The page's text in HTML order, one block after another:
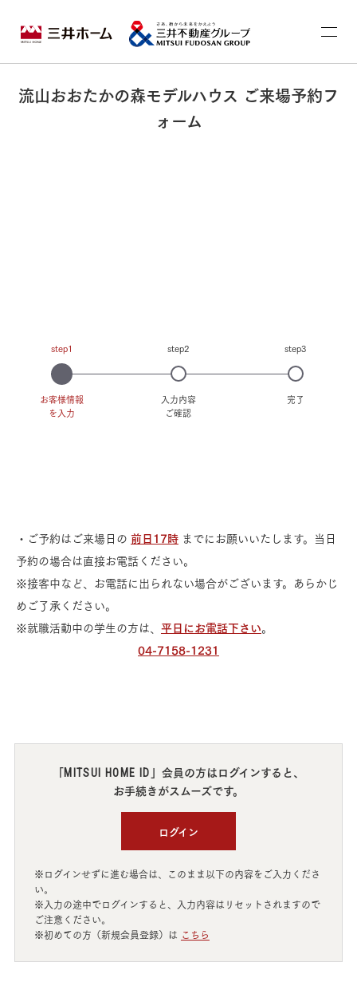
流山おおたかの森モデルハウス ご来場予約フ
ォーム
step1
お客様情報
を入力
step2
入力内容
ご確認
step3
完了
・ご予約はご来場日の 前日17時までにお願いいたします。当日
予約の場合は直接お電話ください。
※接客中など、お電話に出られない場合がございます。あらかじ
めご了承ください。
※就職活動中の学生の方は、 平日にお電話下さい。
04-7158-1231
「MITSUI HOME ID 」会員の方はログインすると、
お手続きがスムーズです。
ログイン
※ログインせずに進む場合は、このまま以下の内容をご入力くださ
い。
※入力の途中でログインすると、入力内容はリセットされますので
ご注意ください。
※初めての方（新規会員登録）は こちら